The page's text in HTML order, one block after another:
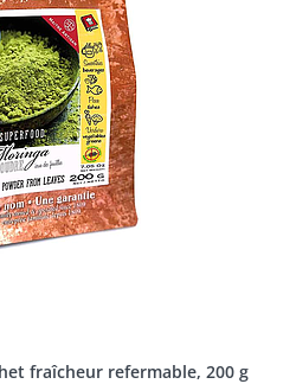
fraîcheur refermable, 200 g